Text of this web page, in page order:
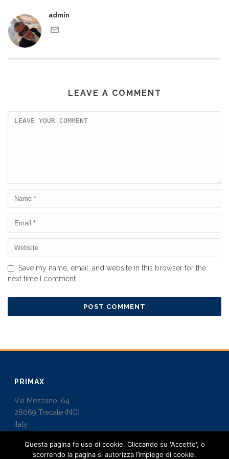
admin
LEAVE A COMMENT
Save my name, email, and website in this browser for the
next time I comment.
PRIMAX
Via Mezzano, 64
28069 Trecate (NO)
Italy
info@primaxbuild.it
Questa pagina fa uso di cookie. Cliccando su 'Accetto', o
scorrendo la pagina si autorizza l’impiego di cookie.